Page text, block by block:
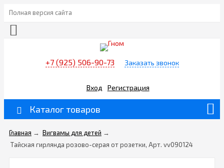
Полная версия сайта
+7 (925) 506-90-73 Заказать звонок
Вход Регистрация
Каталог товаров
Главная → Вигвамы для детей →
Тайская гирлянда розово-серая от розетки, Арт. vv090124